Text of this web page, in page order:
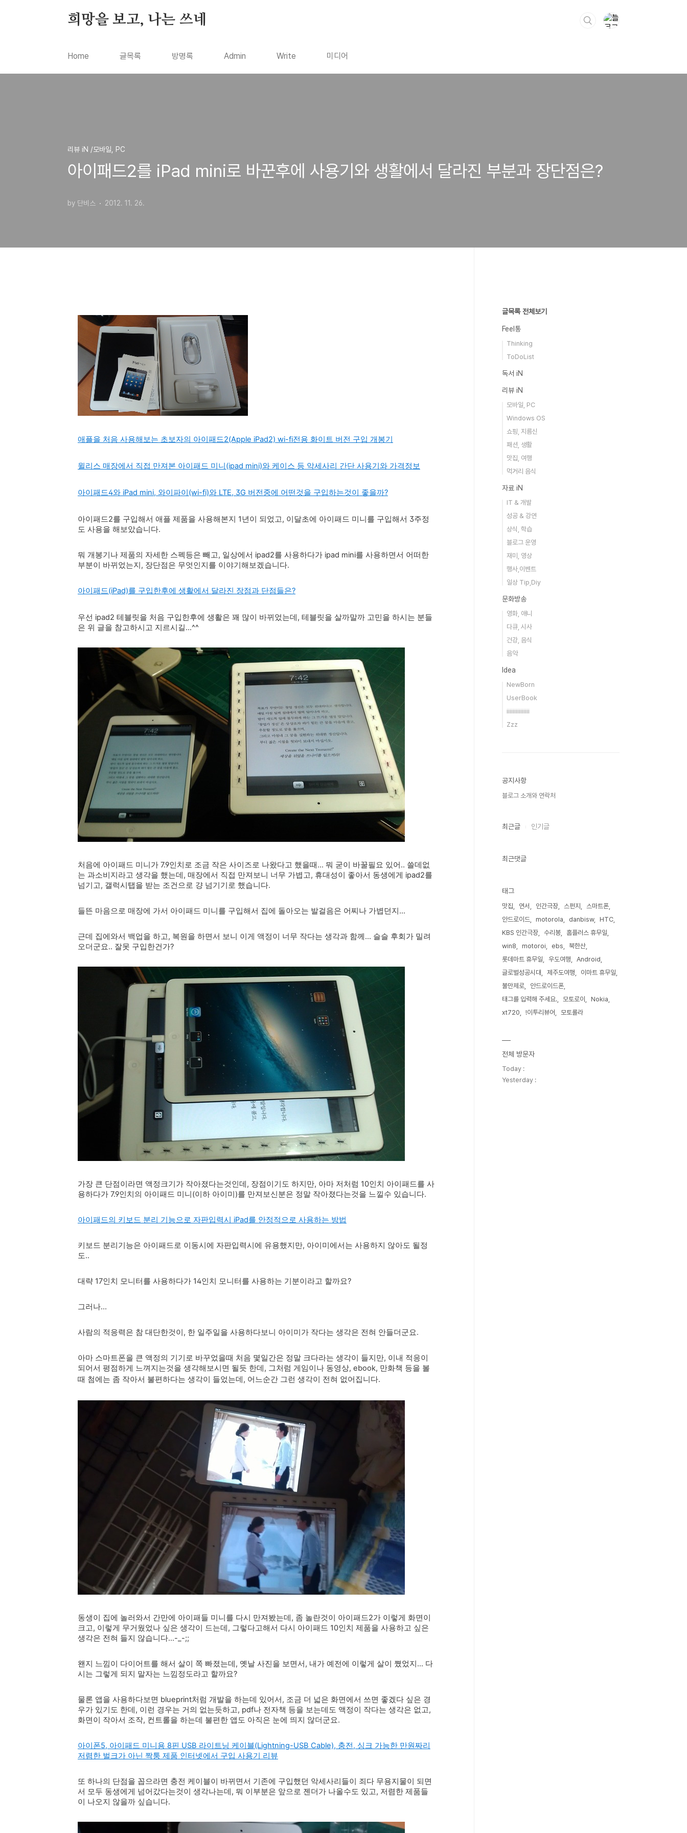
희망을 보고, 나는 쓰네
Home 글목록 방명록 Admin Write 미디어
리뷰 iN /모바일, PC
아이패드2를 iPad mini로 바꾼후에 사용기와 생활에서 달라진 부분과 장단점은?
by 단비스 2012. 11. 26.
애플을 처음 사용해보는 초보자의 아이패드2(Apple iPad2) wi-fi전용 화이트 버전 구입 개봉기
윌리스 매장에서 직접 만져본 아이패드 미니(ipad mini)와 케이스 등 악세사리 간단 사용기와 가격정보
아이패드4와 iPad mini, 와이파이(wi-fi)와 LTE, 3G 버전중에 어떤것을 구입하는것이 좋을까?
아이패드2를 구입해서 애플 제품을 사용해본지 1년이 되었고, 이달초에 아이패드 미니를 구입해서 3주정
도 사용을 해보았습니다.
뭐 개봉기나 제품의 자세한 스펙등은 빼고, 일상에서 ipad2를 사용하다가 ipad mini를 사용하면서 어떠한
부분이 바뀌었는지, 장단점은 무엇인지를 이야기해보겠습니다.
아이패드(iPad)를 구입한후에 생활에서 달라진 장점과 단점들은?
우선 ipad2 테블릿을 처음 구입한후에 생활은 꽤 많이 바뀌었는데, 테블릿을 살까말까 고민을 하시는 분들
은 위 글을 참고하시고 지르시길...^^
처음에 아이패드 미니가 7.9인치로 조금 작은 사이즈로 나왔다고 했을때... 뭐 굳이 바꿀필요 있어.. 쓸데없
는 과소비지라고 생각을 했는데, 매장에서 직접 만져보니 너무 가볍고, 휴대성이 좋아서 동생에게 ipad2를
넘기고, 갤럭시탭을 받는 조건으로 걍 넘기기로 했습니다.
들뜬 마음으로 매장에 가서 아이패드 미니를 구입해서 집에 돌아오는 발걸음은 어찌나 가볍던지...
근데 집에와서 백업을 하고, 복원을 하면서 보니 이게 액정이 너무 작다는 생각과 함께... 슬슬 후회가 밀려
오더군요.. 잘못 구입한건가?
가장 큰 단점이라면 액정크기가 작아졌다는것인데, 장점이기도 하지만, 아마 저처럼 10인치 아이패드를 사
용하다가 7.9인치의 아이패드 미니(이하 아이미)를 만져보신분은 정말 작아졌다는것을 느낄수 있습니다.
아이패드의 키보드 분리 기능으로 자판입력시 iPad를 안정적으로 사용하는 방법
키보드 분리기능은 아이패드로 이동시에 자판입력시에 유용했지만, 아이미에서는 사용하지 않아도 될정
도..
대략 17인치 모니터를 사용하다가 14인치 모니터를 사용하는 기분이라고 할까요?
그러나...
사람의 적응력은 참 대단한것이, 한 일주일을 사용하다보니 아이미가 작다는 생각은 전혀 안들더군요.
아마 스마트폰을 큰 액정의 기기로 바꾸었을때 처음 몇일간은 정말 크다라는 생각이 들지만, 이내 적응이
되어서 평점하게 느껴지는것을 생각해보시면 될듯 한데, 그처럼 게임이나 동영상, ebook, 만화책 등을 볼
때 첨에는 좀 작아서 불편하다는 생각이 들었는데, 어느순간 그런 생각이 전혀 없어집니다.
동생이 집에 놀러와서 간만에 아이패들 미니를 다시 만져봤는데, 좀 놀란것이 아이패드2가 이렇게 화면이
크고, 이렇게 무거웠었나 싶은 생각이 드는데, 그렇다고해서 다시 아이패드 10인치 제품을 사용하고 싶은
생각은 전혀 들지 않습니다...-_-;;
왠지 느낌이 다이어트를 해서 살이 쪽 빠졌는데, 옛날 사진을 보면서, 내가 예전에 이렇게 살이 쪘었지... 다
시는 그렇게 되지 말자는 느낌정도라고 할까요?
물론 앱을 사용하다보면 blueprint처럼 개발을 하는데 있어서, 조금 더 넓은 화면에서 쓰면 좋겠다 싶은 경
우가 있기도 한데, 이런 경우는 거의 없는듯하고, pdf나 전자책 등을 보는데도 액정이 작다는 생각은 없고,
화면이 작아서 조작, 컨트롤을 하는데 불편한 앱도 아직은 눈에 띄지 않더군요.
아이폰5, 아이패드 미니용 8핀 USB 라이트닝 케이블(Lightning-USB Cable), 충전, 싱크 가능한 만원짜리
저렴한 벌크가 아닌 짝퉁 제품 인터넷에서 구입 사용기 리뷰
또 하나의 단점을 꼽으라면 충전 케이블이 바뀌면서 기존에 구입했던 악세사리들이 죄다 무용지물이 되면
서 모두 동생에게 넘어갔다는것이 생각나는데, 뭐 이부분은 앞으로 젠더가 나올수도 있고, 저렴한 제품들
이 나오지 않을까 싶습니다.
글목록 전체보기
Feel통
Thinking
ToDoList
독서 iN
리뷰 iN
모바일, PC
Windows OS
쇼핑, 지름신
패션, 생활
맛집, 여행
먹거리 음식
자료 iN
IT & 개발
성공 & 강연
상식, 학습
블로그 운영
재미, 영상
행사,이벤트
일상 Tip,Diy
문화방송
영화, 애니
다큐, 시사
건강, 음식
음악
Idea
NewBorn
UserBook
iiiiiiiiiiiiiii
Zzz
공지사항
블로그 소개와 연락처
최근글 인기글
최근댓글
태그
맛집 연서 인간극장 스펀지
스마트폰
안드로이드
motorola danbisw
HTC
KBS 인간극장
수리봉
홈플러스 휴무일
win8
motoroi ebs
북한산
롯데마트 휴무일
우도여행
Android
글로벌성공시대
제주도여행
이마트 휴무일
불만제로
안드로이드폰
태그를 입력해 주세요.
모토로이
Nokia
xt720
!이투리뷰어 모토롤라
전체 방문자
Today :
Yesterday :